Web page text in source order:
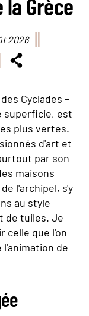
la Grèce
2026
Cyclades –
superficie, est
plus vertes.
d'art et
par son
maisons
l'archipel, s'y
au style
de tuiles. Je
celle que l'on
l'animation de